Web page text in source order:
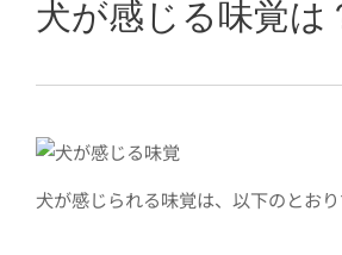
犬が感じる味覚は
犬が感じられる味覚は、以下のとおり